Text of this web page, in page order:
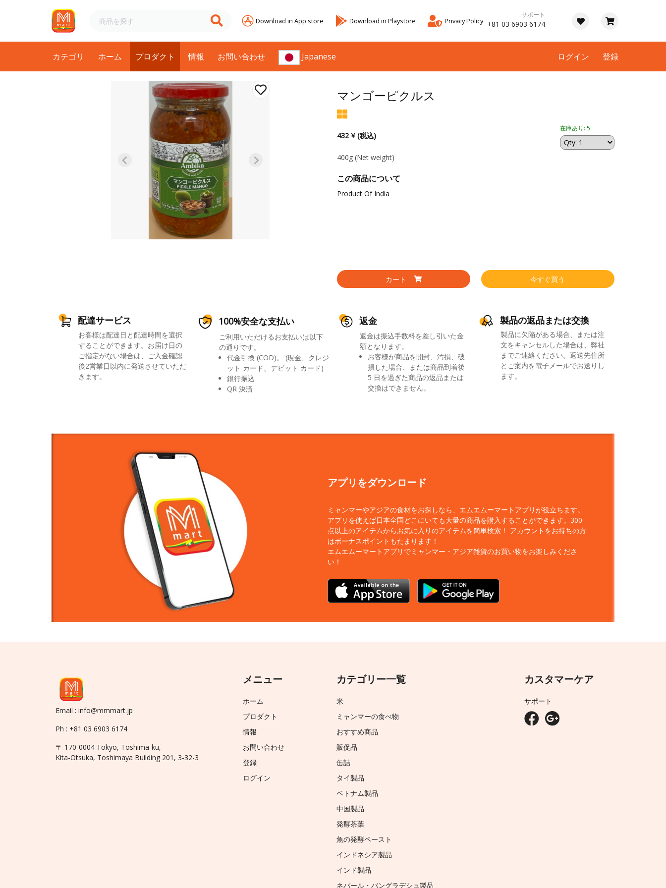
Download in App store Download in Playstore Privacy Policy
サポート
+81 03 6903 6174
カテゴリ ホーム プロダクト 情報 お問い合わせ Japanese ログイン 登録
マンゴーピクルス
432 ¥ (税込)
在庫あり: 5
400g (Net weight)
この商品について
Product Of India
カート 今すぐ買う
配達サービス
お客様は配達日と配達時間を選択
することができます。お届け日の
ご指定がない場合は、ご入金確認
後2営業日以内に発送させていただ
きます。
100%安全な支払い
ご利用いただけるお支払いは以下
の通りです。
代金引換 (COD)。 (現金、クレジ
ット カード、デビット カード)
銀行振込
QR 決済
返金
返金は振込手数料を差し引いた金
額となります。
お客様が商品を開封、汚損、破
損した場合、または商品到着後
5 日を過ぎた商品の返品または
交換はできません。
製品の返品または交換
製品に欠陥がある場合、または注
文をキャンセルした場合は、弊社
までご連絡ください。返送先住所
とご案内を電子メールでお送りし
ます。
アプリをダウンロード
ミャンマーやアジアの食材をお探しなら、エムエムーマートアプリが役立ちます。
アプリを使えば日本全国どこにいても大量の商品を購入することができます。300
点以上のアイテムからお気に入りのアイテムを簡単検索！ アカウントをお持ちの方
はボーナスポイントもたまります！
エムエムーマートアプリでミャンマー・アジア雑貨のお買い物をお楽しみくださ
い！
Email : info@mmmart.jp
Ph : +81 03 6903 6174
〒 170-0004 Tokyo, Toshima-ku,
Kita-Otsuka, Toshimaya Building 201, 3-32-3
メニュー
ホーム
プロダクト
情報
お問い合わせ
登録
ログイン
カテゴリー一覧
米
ミャンマーの食べ物
おすすめ商品
販促品
缶詰
タイ製品
ベトナム製品
中国製品
発酵茶葉
魚の発酵ペースト
インドネシア製品
インド製品
ネパール・バングラデシュ製品
カスタマーケア
サポート